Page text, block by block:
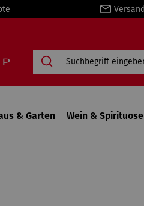
springen
& Garten Wein &